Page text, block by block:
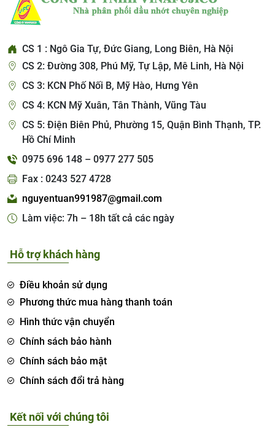
CS 1 : Ngô Gia Tự, Đức Giang, Long Biên, Hà Nội
CS 2: Đường 308, Phú Mỹ, Tự Lập, Mê Linh, Hà Nội
CS 3: KCN Phố Nối B, Mỹ Hào, Hưng Yên
CS 4: KCN Mỹ Xuân, Tân Thành, Vũng Tàu
CS 5: Điện Biên Phủ, Phường 15, Quận Bình Thạnh, TP.
Hồ Chí Minh
0975 696 148 – 0977 277 505
Fax : 0243 527 4728
nguyentuan991987@gmail.com
Làm việc: 7h – 18h tất cả các ngày
Hỗ trợ khách hàng
Điều khoản sử dụng
Phương thức mua hàng thanh toán
Hình thức vận chuyển
Chính sách bảo hành
Chính sách bảo mật
Chính sách đổi trả hàng
Kết nối với chúng tôi